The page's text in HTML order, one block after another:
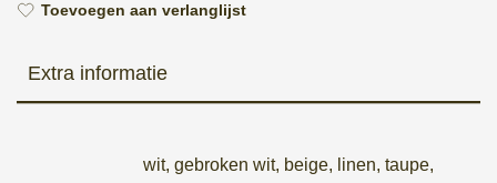
Toevoegen aan verlanglijst
Extra informatie
wit, gebroken wit, beige, linen, taupe,